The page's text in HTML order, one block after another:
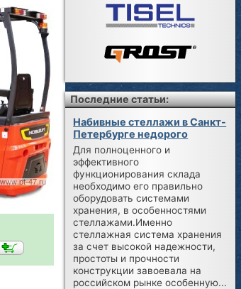
Последние статьи:
Набивные стеллажи в Санкт-
Петербурге недорого
Для полноценного и
эффективного
функционирования склада
необходимо его правильно
оборудовать системами
хранения, в особенностями
стеллажами.Именно
стеллажная система хранения
за счет высокой надежности,
простоты и прочности
конструкции завоевала на
российском рынке особенную...